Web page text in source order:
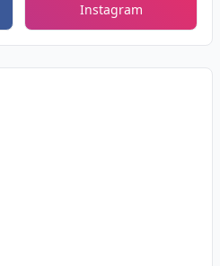
Instagram